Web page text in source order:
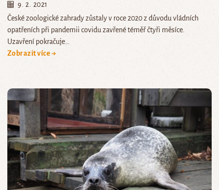
9. 2. 2021
České zoologické zahrady zůstaly v roce 2020 z důvodu vládních
opatřeních při pandemii covidu zavřené téměř čtyři měsíce.
Uzavření pokračuje…
Zobrazit více →